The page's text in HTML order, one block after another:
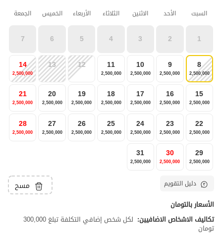
السبت الأحد الاثنين الثلاثاء الأربعاء الخميس الجمعة
1
2
3
4
5
6
7
8
2,500,000
9
2,500,000
10
2,500,000
11
2,500,000
12
13
14
2,500,000
15
2,500,000
16
2,500,000
17
2,500,000
18
2,500,000
19
2,500,000
20
2,500,000
21
2,500,000
22
2,500,000
23
2,500,000
24
2,500,000
25
2,500,000
26
2,500,000
27
2,500,000
28
2,500,000
29
2,500,000
30
2,500,000
31
2,500,000
دليل التقويم مسح
الأسعار بالتومان
تكاليف الاشخاص الاضافيين:
لكل شخص إضافي التكلفة تبلغ 300,000
تومان